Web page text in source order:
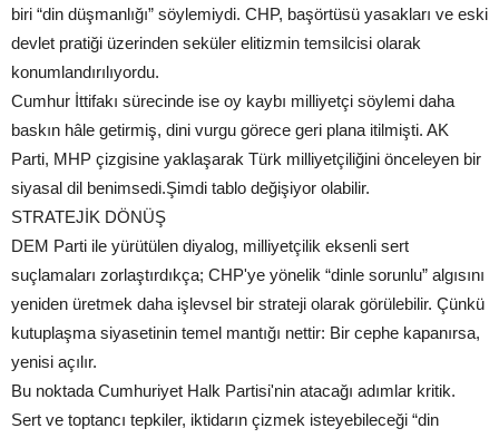
biri “din düşmanlığı” söylemiydi. CHP, başörtüsü yasakları ve eski
devlet pratiği üzerinden seküler elitizmin temsilcisi olarak
konumlandırılıyordu.
Cumhur İttifakı sürecinde ise oy kaybı milliyetçi söylemi daha
baskın hâle getirmiş, dini vurgu görece geri plana itilmişti. AK
Parti, MHP çizgisine yaklaşarak Türk milliyetçiliğini önceleyen bir
siyasal dil benimsedi.Şimdi tablo değişiyor olabilir.
STRATEJİK DÖNÜŞ
DEM Parti ile yürütülen diyalog, milliyetçilik eksenli sert
suçlamaları zorlaştırdıkça; CHP'ye yönelik “dinle sorunlu” algısını
yeniden üretmek daha işlevsel bir strateji olarak görülebilir. Çünkü
kutuplaşma siyasetinin temel mantığı nettir: Bir cephe kapanırsa,
yenisi açılır.
Bu noktada Cumhuriyet Halk Partisi'nin atacağı adımlar kritik.
Sert ve toptancı tepkiler, iktidarın çizmek isteyebileceği “din